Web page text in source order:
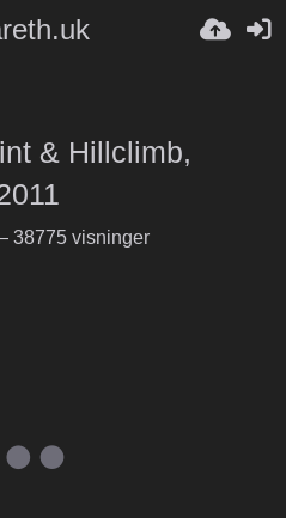
& Hillclimb,
38775 visninger